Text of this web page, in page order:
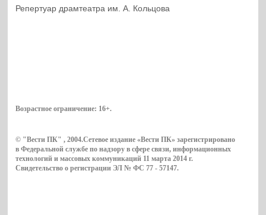
Репертуар драмтеатра им. А. Кольцова
Возрастное ограничение: 16+.
© "Вести ПК" , 2004.Сетевое издание «Вести ПК» зарегистрировано
в Федеральной службе по надзору в сфере связи, информационных
технологий и массовых коммуникаций 11 марта 2014 г.
Свидетельство о регистрации ЭЛ № ФС 77 - 57147.